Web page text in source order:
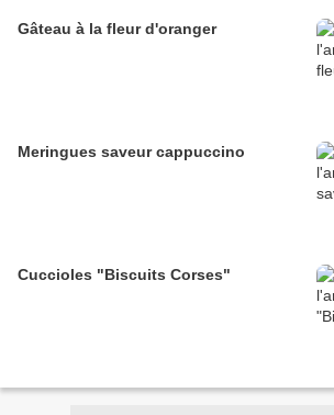
Gâteau à la fleur d'oranger
Meringues saveur cappuccino
Cuccioles "Biscuits Corses"